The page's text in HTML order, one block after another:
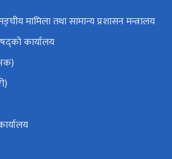
मामिला तथा सामान्य प्रशासन मन्त्रालय
कार्यालय